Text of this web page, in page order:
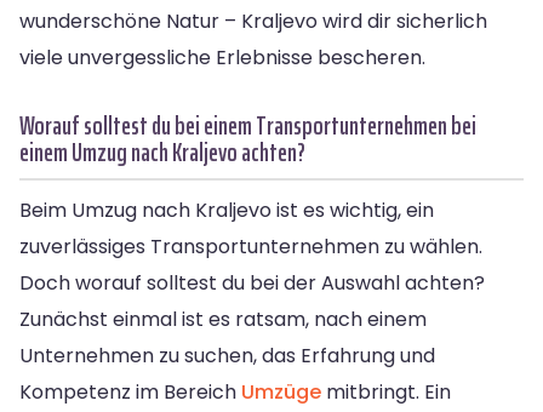
wunderschöne Natur – Kraljevo wird dir sicherlich
viele unvergessliche Erlebnisse bescheren.
Worauf solltest du bei einem Transportunternehmen bei
einem Umzug nach Kraljevo achten?
Beim Umzug nach Kraljevo ist es wichtig, ein
zuverlässiges Transportunternehmen zu wählen.
Doch worauf solltest du bei der Auswahl achten?
Zunächst einmal ist es ratsam, nach einem
Unternehmen zu suchen, das Erfahrung und
Kompetenz im Bereich Umzüge mitbringt. Ein